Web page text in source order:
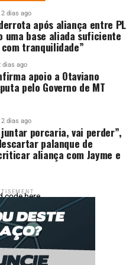
O material servirá como
segurança, conservação
suprindo uma demanda
locais.
e o moderno conviverem”,
de conhecer os
do Morro da Luz e do
ações e fortalecer a
vista que o Centro
históricos e alguns
a articulação com o
2 dias ago
após aliança entre PL
uma base aliada suficiente
tranquilidade”
dias ago
apoio a Otaviano
pelo Governo de MT
2 dias ago
juntar porcaria, vai perder”,
palanque de
aliança com Jayme e
code here